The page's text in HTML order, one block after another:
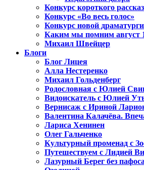
Конкурс короткого
Конкурс «Во весь голос»
Конкурс новой
Каким мы помним август
Михаил Швейцер
Блоги
Блог Лицея
Алла Нестеренко
Михаил Гольденберг
Родословная с Юлией
Видоискатель с Юлией
Вернисаж с Ириной
Валентина Калачёва.
Лариса Хенинен
Олег Гальченко
Культурный променад с
Путешествуем с Лидией
Лазурный Берег без